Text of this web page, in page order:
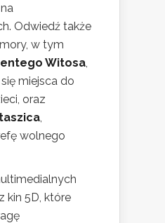
Odwiedź także
w tym
Witosa,
miejsca do
oraz
,
wolnego
kin 5D, które